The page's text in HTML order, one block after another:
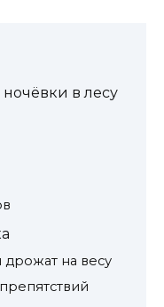
в лесу
дрожат на весу